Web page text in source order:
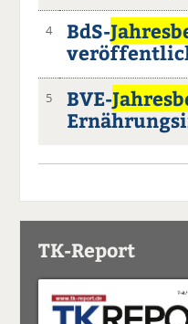
4 BdS-
5 BVE-
TK-Report